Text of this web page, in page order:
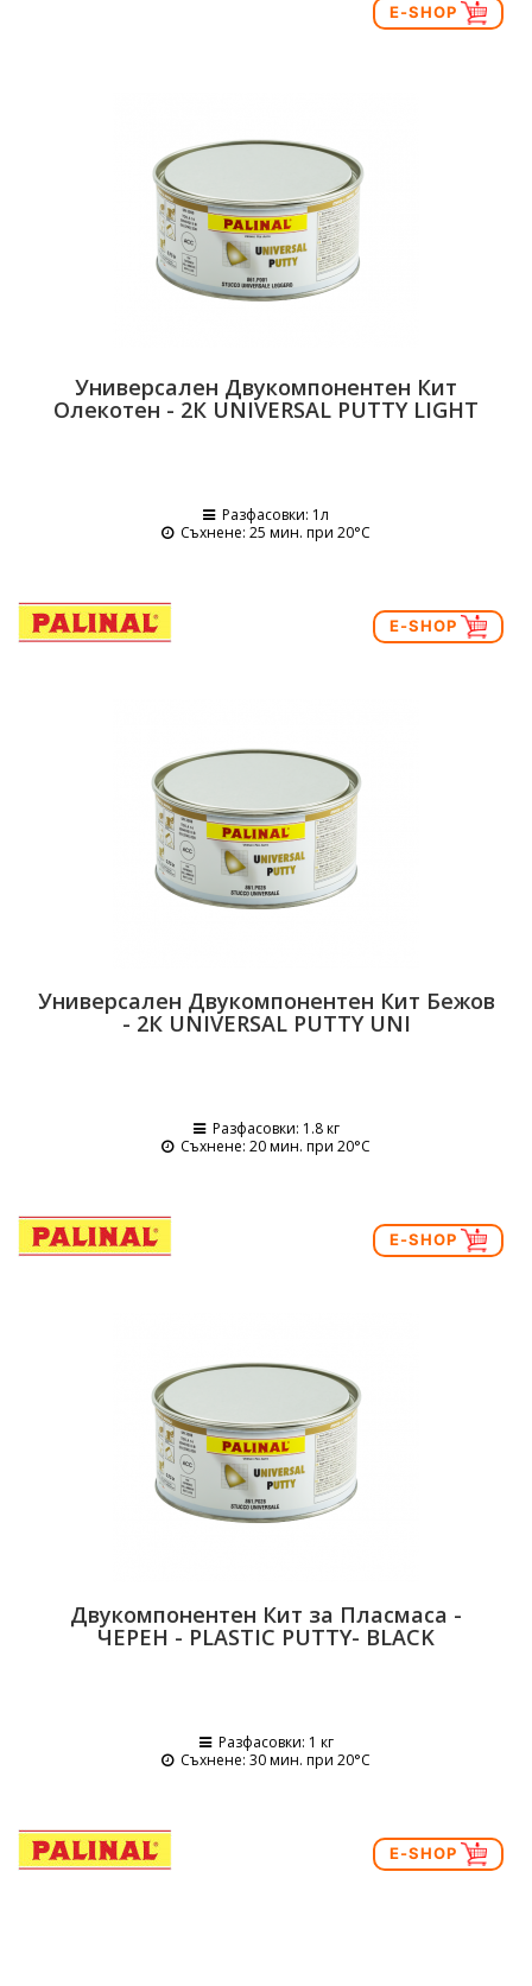
E-SHOP
Универсален Двукомпонентен Кит
Олекотен - 2К UNIVERSAL PUTTY LIGHT
Разфасовки: 1л
Съхнене: 25 мин. при 20°C
E-SHOP
Универсален Двукомпонентен Кит Бежов
- 2К UNIVERSAL PUTTY UNI
Разфасовки: 1.8 кг
Съхнене: 20 мин. при 20°C
E-SHOP
Двукомпонентен Кит за Пласмаса -
ЧЕРЕН - PLASTIC PUTTY- BLACK
Разфасовки: 1 кг
Съхнене: 30 мин. при 20°C
E-SHOP